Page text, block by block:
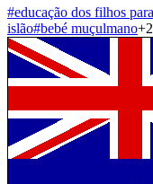
#educação dos filhos
islão#bebé muçulmano+